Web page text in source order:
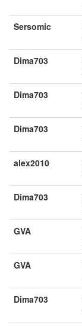
Sersomic
Dima703
Dima703
Dima703
alex2010
Dima703
GVA
GVA
Dima703